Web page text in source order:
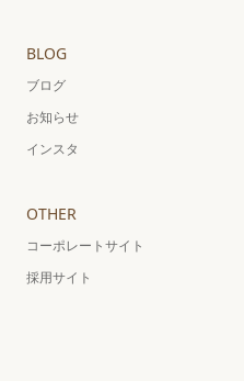
BLOG
ブログ
お知らせ
インスタ
OTHER
コーポレートサイト
採用サイト